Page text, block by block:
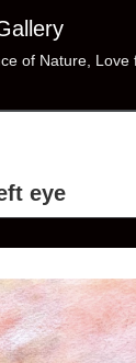
of Nature,
eye